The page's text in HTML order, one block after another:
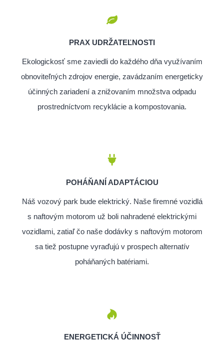
PRAX UDRŽATEĽNOSTI
Ekologickosť sme zaviedli do každého dňa využívaním
obnoviteľných zdrojov energie, zavádzaním energeticky
účinných zariadení a znižovaním množstva odpadu
prostredníctvom recyklácie a kompostovania.
POHÁŇANÍ ADAPTÁCIOU
Náš vozový park bude elektrický. Naše firemné vozidlá
s naftovým motorom už boli nahradené elektrickými
vozidlami, zatiaľ čo naše dodávky s naftovým motorom
sa tiež postupne vyraďujú v prospech alternatív
poháňaných batériami.
ENERGETICKÁ ÚČINNOSŤ